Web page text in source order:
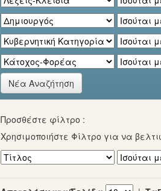
Νέα Αναζήτηση
Προσθέστε φίλτρο :
Χρησιμοποιήστε Φίλτρο για να